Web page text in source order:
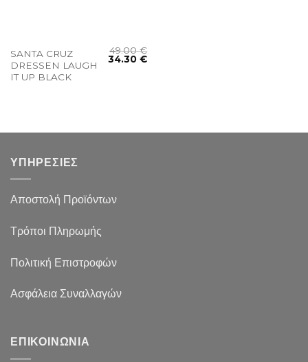
SANTA CRUZ
DRESSEN LAUGH
IT UP BLACK
49.00€
34.30€
ΥΠΗΡΕΣΙΕΣ
Αποστολή Προϊόντων
Τρόποι Πληρωμής
Πολιτική Επιστροφών
Ασφάλεια Συναλλαγών
ΕΠΙΚΟΙΝΩΝΙΑ